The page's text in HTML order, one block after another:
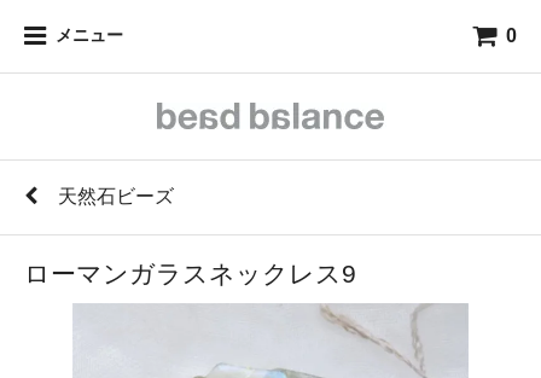
メニュー 0
天然石ビーズ
ローマンガラスネックレス9